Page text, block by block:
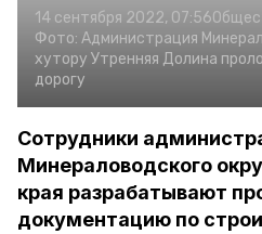
14 сентября 2022, 07:56
Фото: Администрация
хутору Утренняя Долина
дорогу
Сотрудники
Минераловодского
края разрабатывают
документацию по